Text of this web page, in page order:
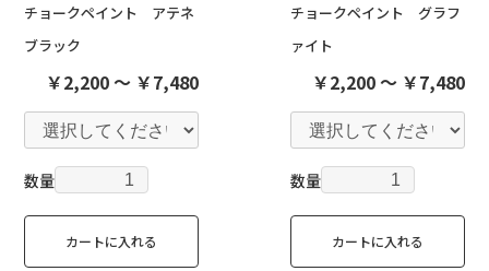
チョークペイント アテネ
ブラック
￥2,200 ～ ￥7,480
数量
カートに入れる
チョークペイント グラフ
ァイト
￥2,200 ～ ￥7,480
数量
カートに入れる